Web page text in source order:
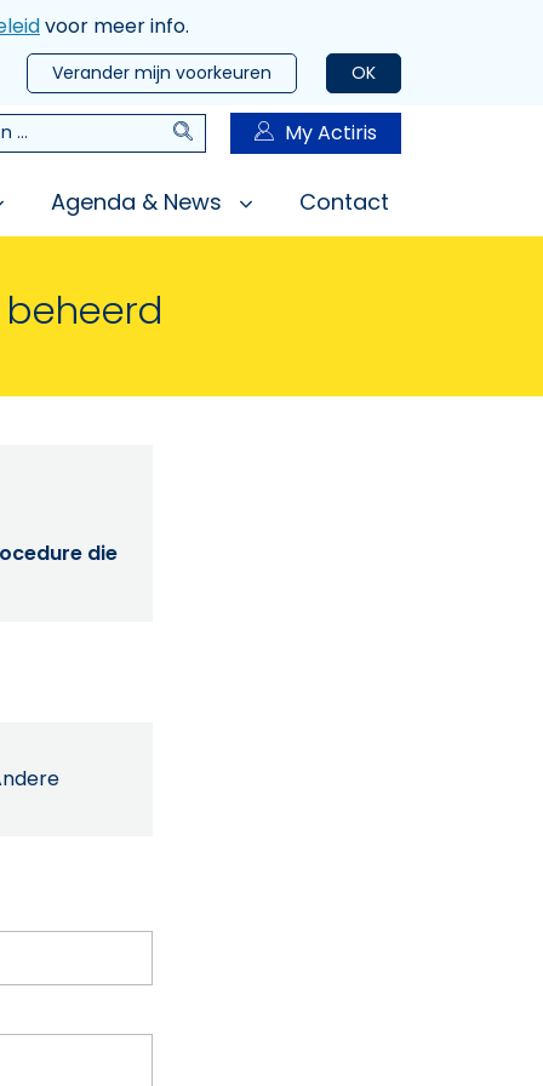
voor meer info.
OK
Verander mijn voorkeuren
Zoeken My Actiris
Agenda & News Contact
die